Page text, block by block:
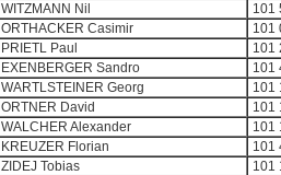
WITZMANN Nil
101
ORTHACKER Casimir
101
PRIETL Paul
101
EXENBERGER Sandro
101
WARTLSTEINER Georg
101
ORTNER David
101
WALCHER Alexander
101
KREUZER Florian
101
ZIDEJ Tobias
101